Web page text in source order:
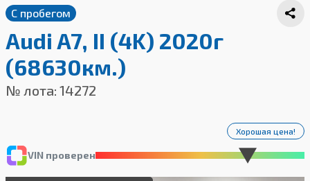
С пробегом
Audi A7, II (4K) 2020г
(68630км.)
№ лота: 14272
VIN проверен
Хорошая цена!